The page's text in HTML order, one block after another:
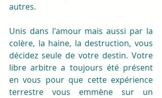
autres.
Unis dans l'amour mais aussi par la
colère, la haine, la destruction, vous
décidez seule de votre destin. Votre
libre arbitre a toujours été présent
en vous pour que cette expérience
terrestre vous emmène sur un